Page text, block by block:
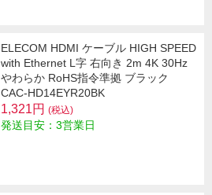
ELECOM HDMI ケーブル HIGH SPEED
with Ethernet L字 右向き 2m 4K 30Hz
やわらか RoHS指令準拠 ブラック
CAC-HD14EYR20BK
1,321円 (税込)
発送目安：3営業日